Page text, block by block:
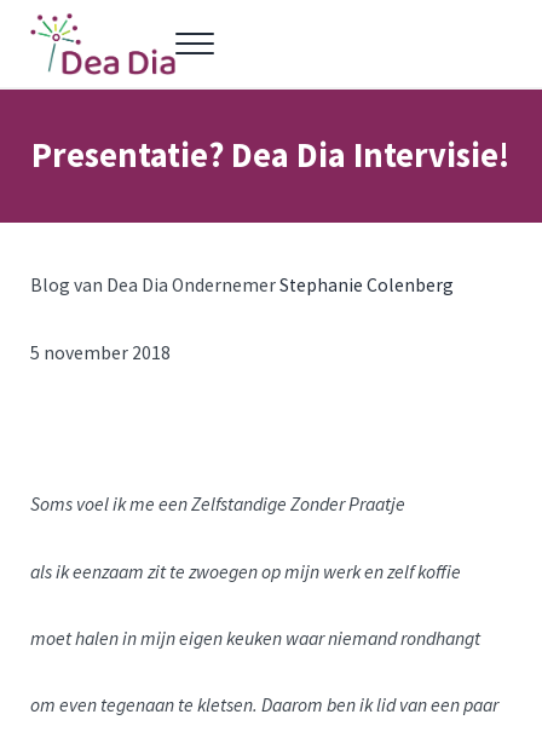
Door naar de hoofd inhoud
Skip to header left navigation
Skip to header right navigation
Skip to site footer
Dea Dia Delft
Netwerk vrouwelijke ondernemers Delft
Menu
Presentatie? Dea Dia Intervisie!
Blog van Dea Dia OndernemerStephanie Colenberg
5 november 2018
Soms voel ik me een Zelfstandige Zonder Praatje
als ik eenzaam zit te zwoegen op mijn werk en zelf koffie
moet halen in mijn eigen keuken waar niemand rondhangt
om even tegenaan te kletsen. Daarom ben ik lid van een paar